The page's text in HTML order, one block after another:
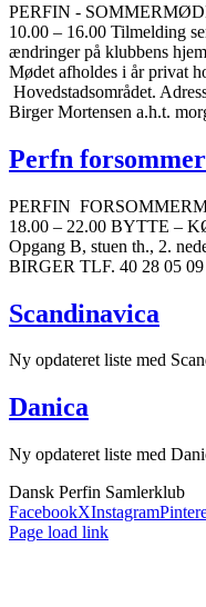
PERFIN -
10.00 – 16.00 Tilmelding
ændringer på klubbens
Mødet afholdes i år privat
Hovedstadsområdet.
Birger Mortensen a.h.t.
Perfn
PERFIN
18.00 – 22.00 BYTTE –
Opgang B, stuen th., 2.
BIRGER TLF. 40 28 05 09
Scandinavica
Ny opdateret liste med
Danica
Ny opdateret liste med
Dansk Perfin Samlerklub
FacebookXInstagram
Page load link